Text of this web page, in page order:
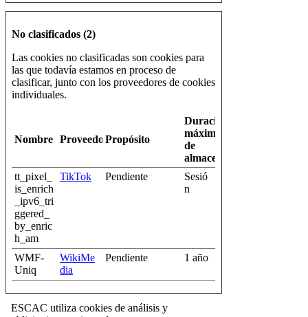
No clasificados (2)
Las cookies no clasificadas son cookies para
las que todavía estamos en proceso de
clasificar, junto con los proveedores de cookies
individuales.
Nombre ProveedorPropósito
Duración
máxima
de
almacenamiento
tt_pixel_
is_enrich
_ipv6_tri
ggered_
by_enric
h_am
TikTok Pendiente
Sesió
n
WMF-
Uniq
WikiMe
dia
Pendiente 1 año
ESCAC utiliza cookies de análisis y